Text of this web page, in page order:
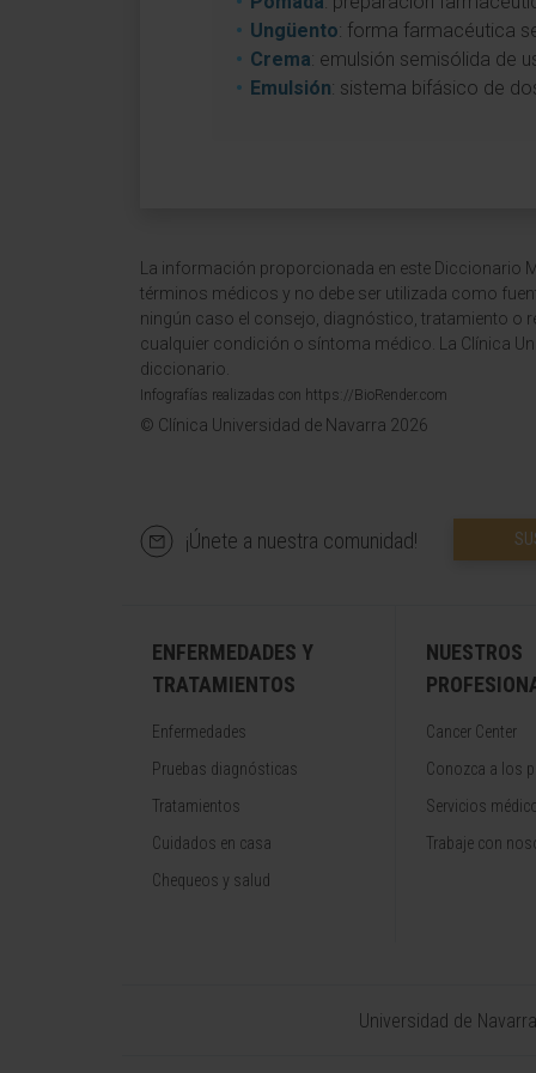
Ungüento: forma farmacéutica
Crema: emulsión semisólida de
Emulsión: sistema bifásico de
La información proporcionada en este Diccionario
términos médicos y no debe ser utilizada como
ningún caso el consejo, diagnóstico, tratamiento o
cualquier condición o síntoma médico. La Clínica
diccionario.
Infografías realizadas con https://BioRender.com
© Clínica Universidad de Navarra 2026
¡Únete a nuestra comunidad!
ENFERMEDADES Y
TRATAMIENTOS
Enfermedades
Pruebas diagnósticas
Tratamientos
Cuidados en casa
Chequeos y salud
NUESTROS
Cancer Center
Conozca a los
Servicios
Trabaje con
Universidad de Navarra